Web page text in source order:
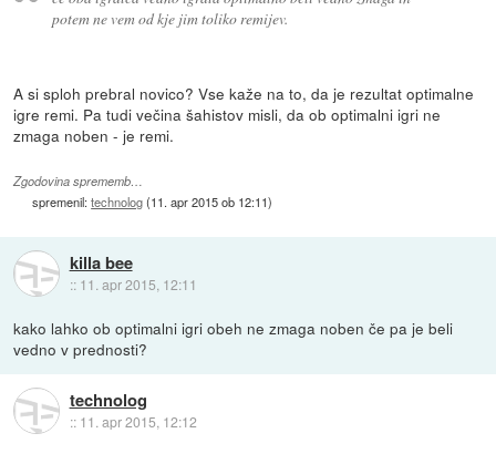
potem ne vem od kje jim toliko remijev.
A si sploh prebral novico? Vse kaže na to, da je rezultat optimalne
igre remi. Pa tudi večina šahistov misli, da ob optimalni igri ne
zmaga noben - je remi.
Zgodovina sprememb…
spremenil:technolog(11. apr 2015 ob 12:11)
killa bee
:: 11. apr 2015, 12:11
kako lahko ob optimalni igri obeh ne zmaga noben če pa je beli
vedno v prednosti?
technolog
:: 11. apr 2015, 12:12